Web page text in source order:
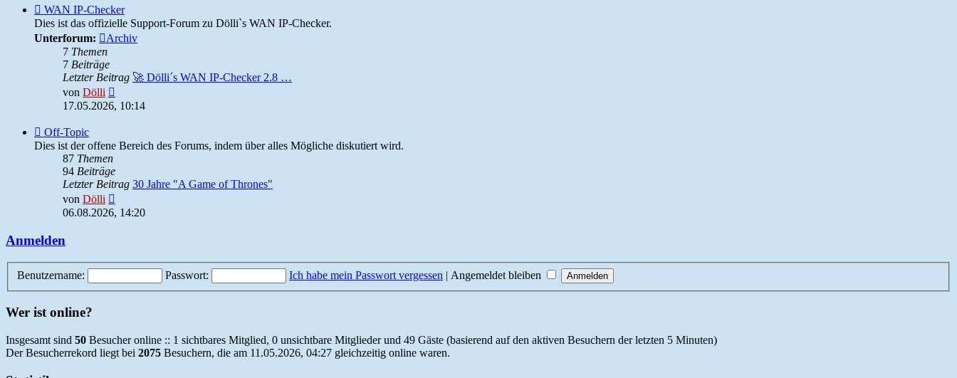
Feed
-
WAN
IP-
Checker
WAN IP-Checker
Dies ist das offizielle Support-Forum zu Dölli`s WAN IP-Checker.
Unterforum:
Archiv
7 Themen
7 Beiträge
Letzter Beitrag 🚀 Dölli´s WAN IP-Checker 2.8 …
von Dölli
Beitrag
17.05.2026, 10:14
Feed
-
Topic
Off-Topic
Dies ist der offene Bereich des Forums, indem über alles Mögliche diskutiert wird.
87 Themen
94 Beiträge
Letzter Beitrag 30 Jahre "A Game of Thrones"
von Dölli
Beitrag
06.08.2026, 14:20
Anmelden
Benutzername: Passwort: Ich habe mein Passwort vergessen | Angemeldet bleiben
Wer ist online?
Insgesamt sind 50 Besucher online :: 1 sichtbares Mitglied, 0 unsichtbare Mitglieder und 49 Gäste (basierend auf den aktiven Besuchern der letzten 5 Minuten)
Der Besucherrekord liegt bei 2075 Besuchern, die am 11.05.2026, 04:27 gleichzeitig online waren.